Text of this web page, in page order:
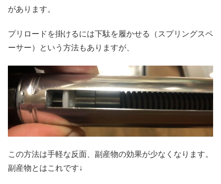
があります。
プリロードを掛けるには下駄を履かせる（スプリングスペ
ーサー）という方法もありますが、
この方法は手軽な反面、副産物の効果が少なくなります。
副産物とはこれです↓